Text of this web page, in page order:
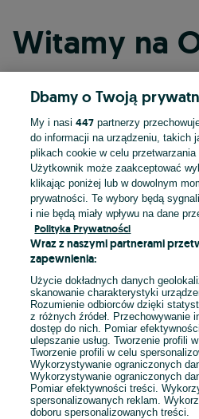
Witamy na
Kontynuuj
Kontynuuj
Kontynuuj
LUB
E-mail
Hasło
Dbamy o Twoją
My i nasi447 partnerzy
do informacji na urządzeniu, takich
plikach cookie w celu przetwarzania
Użytkownik może zaakceptować
klikając poniżej lub w dowolnym
prywatności. Te wybory będą
i nie będą miały wpływu na dane
Polityka Prywatności
Wraz z naszymi partnerami
zapewnienia:
Użycie dokładnych danych
skanowanie charakterystyki
Rozumienie odbiorców dzięki
z różnych źródeł. Przechowywanie
dostęp do nich. Pomiar
ulepszanie usług. Tworzenie profili
Tworzenie profili w celu
Wykorzystywanie ograniczonych
Wykorzystywanie ograniczonych
Pomiar efektywności treści.
spersonalizowanych reklam.
doboru spersonalizowanych treści.